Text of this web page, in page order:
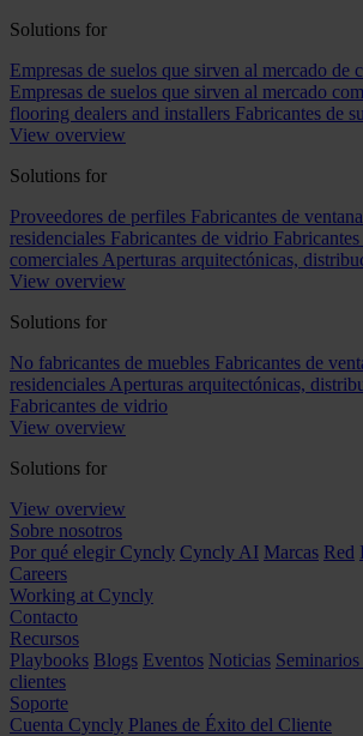
Solutions for
Empresas de suelos que sirven al mercado de
Empresas de suelos que sirven al mercado
flooring dealers and installers Fabricantes de
View overview
Solutions for
Proveedores de perfiles Fabricantes de
residenciales Fabricantes de vidrio
comerciales Aperturas arquitectónicas,
View overview
Solutions for
No fabricantes de muebles Fabricantes de
residenciales Aperturas arquitectónicas,
Fabricantes de vidrio
View overview
Solutions for
View overview
Sobre nosotros
Por qué elegir Cyncly Cyncly AI Marcas Red
Careers
Working at Cyncly
Contacto
Recursos
Playbooks Blogs Eventos Noticias
clientes
Soporte
Cuenta Cyncly Planes de Éxito del Cliente